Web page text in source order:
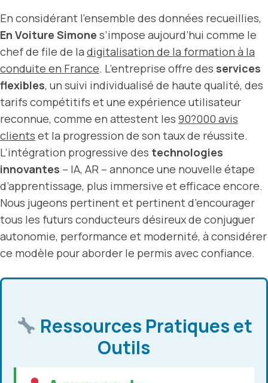
En considérant l’ensemble des données recueillies,
En Voiture Simone s’impose aujourd’hui comme le
chef de file de la digitalisation de la formation à la
conduite en France. L’entreprise offre des services
flexibles, un suivi individualisé de haute qualité, des
tarifs compétitifs et une expérience utilisateur
reconnue, comme en attestent les 90?000 avis
clients et la progression de son taux de réussite.
L’intégration progressive des technologies
innovantes – IA, AR – annonce une nouvelle étape
d’apprentissage, plus immersive et efficace encore.
Nous jugeons pertinent et pertinent d’encourager
tous les futurs conducteurs désireux de conjuguer
autonomie, performance et modernité, à considérer
ce modèle pour aborder le permis avec confiance.
Ressources Pratiques et
Outils